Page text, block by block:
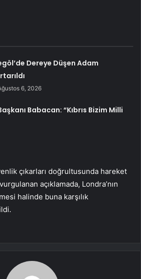
Dereye Düşen Adam
6, 2026
Babacan: “Kıbrıs Bizim Milli
çıkarları doğrultusunda hareket
açıklamada, Londra’nın
halinde buna karşılık